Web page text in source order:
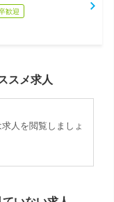
歓迎
スメ求人
人を閲覧しましょ